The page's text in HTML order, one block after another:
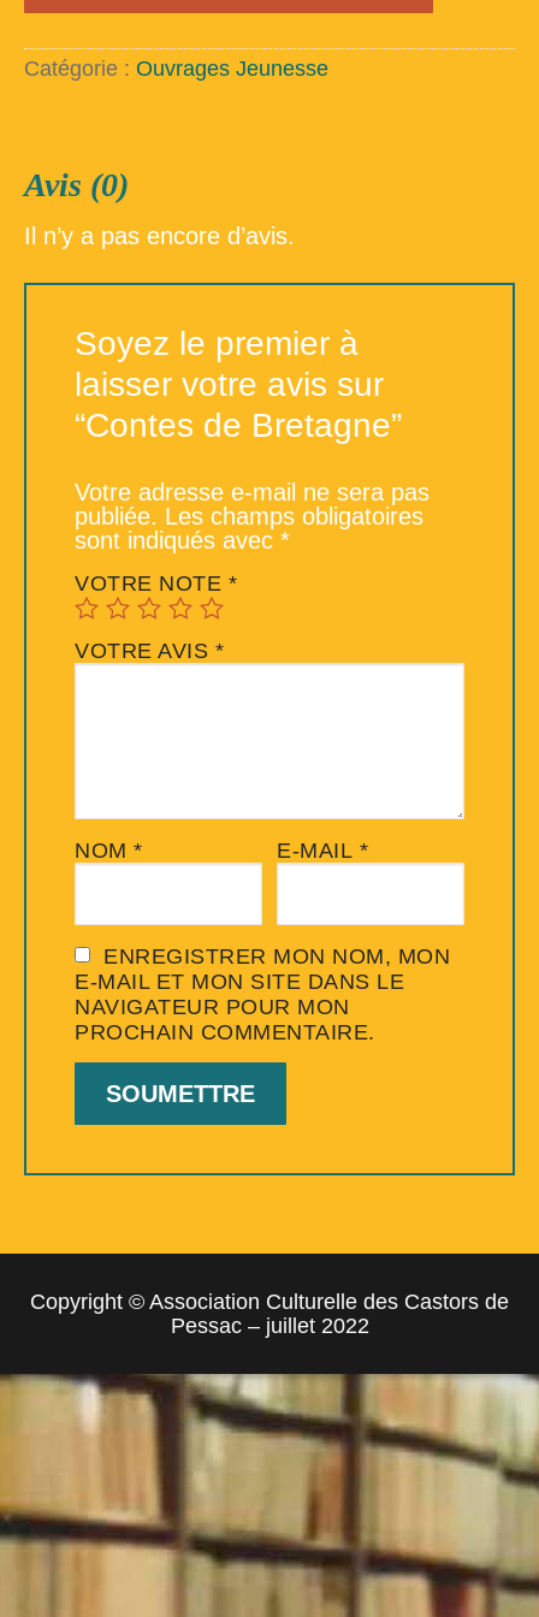
Contes
Bretagne
Catégorie : Ouvrages Jeunesse
Avis (0)
Il n’y a pas encore d’avis.
Soyez le premier à
laisser votre avis sur
“Contes de Bretagne”
Votre adresse e-mail ne sera pas
publiée. Les champs obligatoires
sont indiqués avec *
VOTRE NOTE *
VOTRE AVIS *
NOM * E-MAIL *
ENREGISTRER MON NOM, MON
E-MAIL ET MON SITE DANS LE
NAVIGATEUR POUR MON
PROCHAIN COMMENTAIRE.
Copyright © Association Culturelle des Castors de
Pessac – juillet 2022